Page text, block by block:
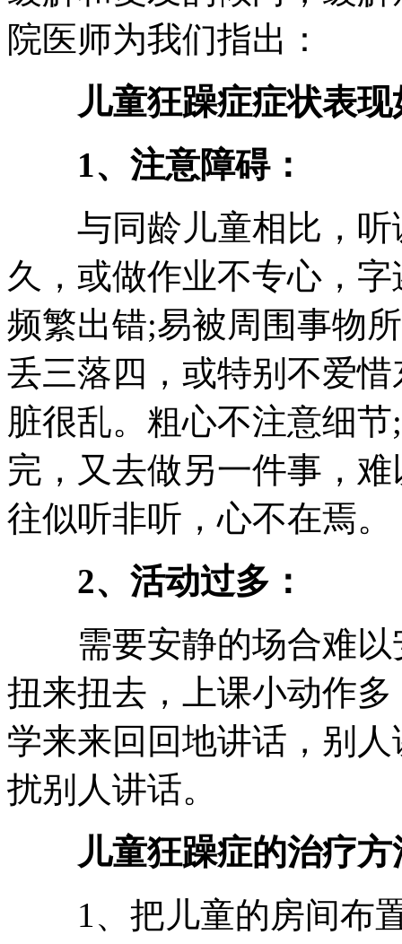
院医师为我们指出：
儿童狂躁症症状表现
1、注意障碍：
与同龄儿童相比，听
久，或做作业不专心，
频繁出错;易被周围事物
丢三落四，或特别不爱
脏很乱。粗心不注意细
完，又去做另一件事，
往似听非听，心不在焉。
2、活动过多：
需要安静的场合难以
扭来扭去，上课小动作
学来来回回地讲话，别
扰别人讲话。
儿童狂躁症的治疗方
1、把儿童的房间布置